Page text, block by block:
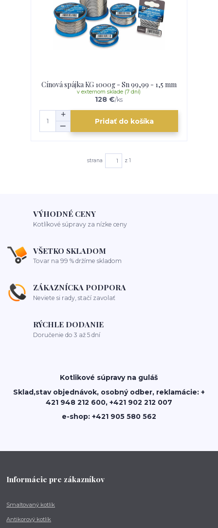
Cínová spájka KG 1000g - Sn 99,99 - 1,5 mm
128 €/ks
v externom sklade (7 dní)
Pridať do košíka
strana z 1
VÝHODNÉ CENY
Kotlíkové súpravy za nízke ceny
VŠETKO SKLADOM
Tovar na 99 % držíme skladom
ZÁKAZNÍCKA PODPORA
Neviete si rady, stačí zavolať
RÝCHLE DODANIE
Doručenie do 3 až 5 dní
Kotlikové súpravy na guláš
Sklad,stav objednávok, osobný odber, reklamácie: +
421 948 212 600, +421 902 212 007
e-shop: +421 905 580 562
Informácie pre zákazníkov
Smaltovaný kotlík
Antikorový kotlík